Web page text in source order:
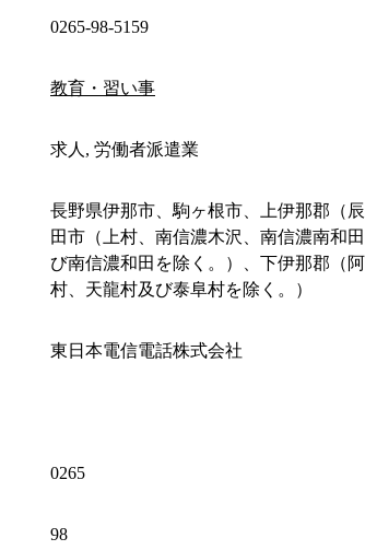
0265-98-5159
教育・習い事
求人, 労働者派遣業
長野県伊那市、駒ヶ根市、上伊那郡（
田市（上村、南信濃木沢、南信濃南和
び南信濃和田を除く。）、下伊那郡（
村、天龍村及び泰阜村を除く。）
東日本電信電話株式会社
0265
98